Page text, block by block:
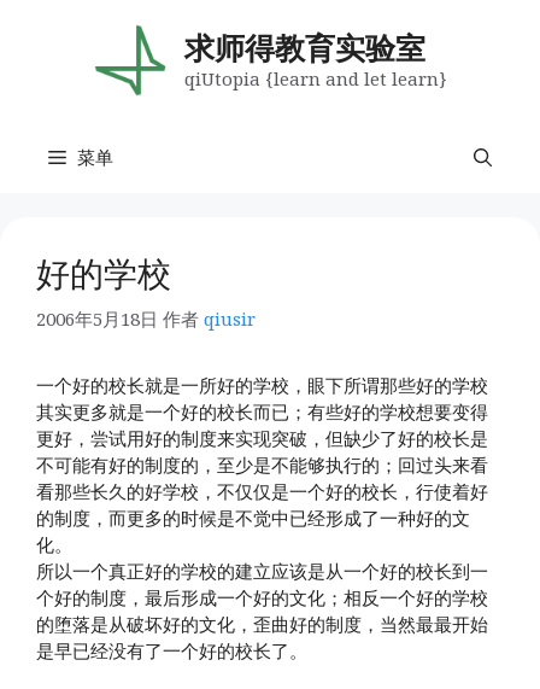
求师得教育实验室
qiUtopia {learn and let learn}
菜单
好的学校
2006年5月18日 作者 qiusir
一个好的校长就是一所好的学校，眼下所谓那些好的学校
其实更多就是一个好的校长而已；有些好的学校想要变得
更好，尝试用好的制度来实现突破，但缺少了好的校长是
不可能有好的制度的，至少是不能够执行的；回过头来看
看那些长久的好学校，不仅仅是一个好的校长，行使着好
的制度，而更多的时候是不觉中已经形成了一种好的文
化。
所以一个真正好的学校的建立应该是从一个好的校长到一
个好的制度，最后形成一个好的文化；相反一个好的学校
的堕落是从破坏好的文化，歪曲好的制度，当然最最开始
是早已经没有了一个好的校长了。